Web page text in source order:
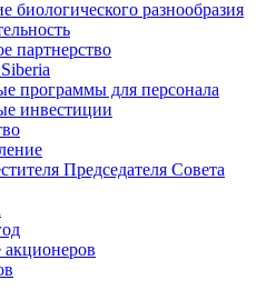
биологического разнообразия
партнерство
программы для персонала
инвестиции
Председателя Совета